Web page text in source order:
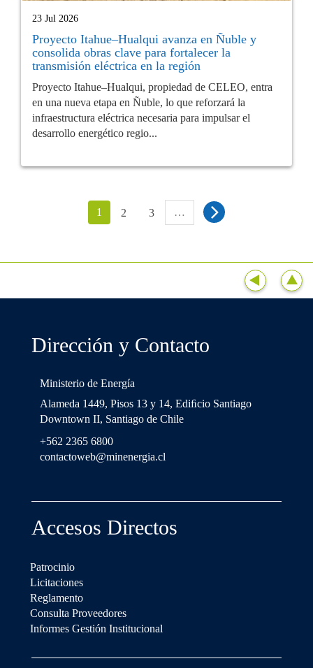
23 Jul 2026
Proyecto Itahue–Hualqui avanza en Ñuble y
consolida obras clave para fortalecer la
transmisión eléctrica en la región
Proyecto Itahue–Hualqui, propiedad de CELEO, entra
en una nueva etapa en Ñuble, lo que reforzará la
infraestructura eléctrica necesaria para impulsar el
desarrollo energético regio...
1 2 3 …
Dirección y Contacto
Ministerio de Energía
Alameda 1449, Pisos 13 y 14, Ediﬁcio Santiago
Downtown II, Santiago de Chile
+562 2365 6800
contactoweb@minenergia.cl
Accesos Directos
Patrocinio
Licitaciones
Reglamento
Consulta Proveedores
Informes Gestión Institucional